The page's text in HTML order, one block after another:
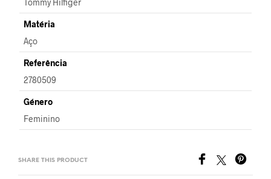
Tommy Hilfiger
Matéria
Aço
Referência
2780509
Género
Feminino
SHARE THIS PRODUCT